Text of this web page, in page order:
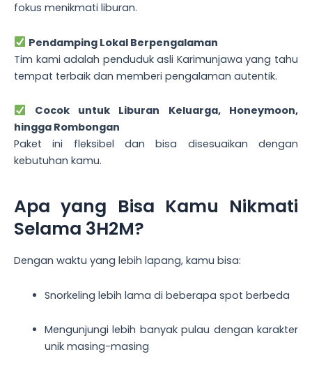
fokus menikmati liburan.
Pendamping Lokal Berpengalaman
Tim kami adalah penduduk asli Karimunjawa yang tahu
tempat terbaik dan memberi pengalaman autentik.
Cocok untuk Liburan Keluarga, Honeymoon,
hingga Rombongan
Paket ini fleksibel dan bisa disesuaikan dengan
kebutuhan kamu.
Apa yang Bisa Kamu Nikmati
Selama 3H2M?
Dengan waktu yang lebih lapang, kamu bisa:
Snorkeling lebih lama di beberapa spot berbeda
Mengunjungi lebih banyak pulau dengan karakter
unik masing-masing